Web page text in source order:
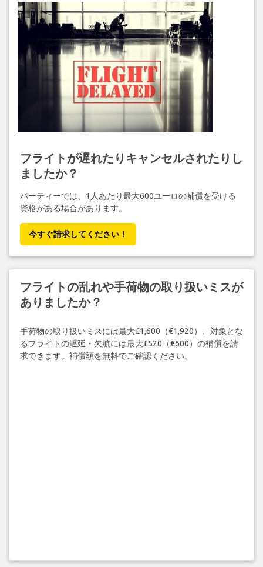
フライトが遅れたりキャンセルされたりし
ましたか？
パーティーでは、1人あたり最大600ユーロの補償を受ける
資格がある場合があります。
今すぐ請求してください！
フライトの乱れや手荷物の取り扱いミスが
ありましたか？
手荷物の取り扱いミスには最大£1,600（€1,920）、対象とな
るフライトの遅延・欠航には最大£520（€600）の補償を請
求できます。補償額を無料でご確認ください。